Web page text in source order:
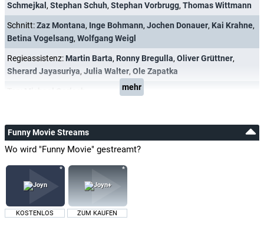
Schmejkal , Stephan Schuh, Stephan Vorbrugg, Thomas Wittmann
Schnitt:Zaz Montana, Inge Bohmann, Jochen Donauer, Kai Krahne,
Betina Vogelsang, Wolfgang Weigl
Regieassistenz: Martin Barta, Ronny Bregulla, Oliver Grüttner,
Sherard Jayasuriya, Julia Walter, Ole Zapatka
mehr
Funny Movie Streams
Wo wird "Funny Movie" gestreamt?
KOSTENLOS ZUM KAUFEN